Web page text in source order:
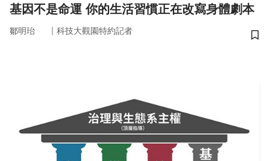
基因不是命運 你的生活習慣正在改寫身體劇本
鄒明珆 ｜ 科技大觀園特約記者
儲